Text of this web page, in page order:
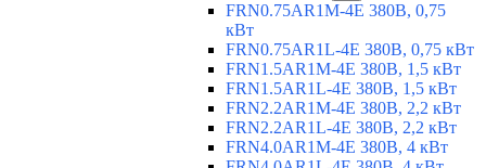
FRN0.75AR1M-4E 380В, 0,75
кВт
FRN0.75AR1L-4E 380В, 0,75 кВт
FRN1.5AR1M-4E 380В, 1,5 кВт
FRN1.5AR1L-4E 380В, 1,5 кВт
FRN2.2AR1M-4E 380В, 2,2 кВт
FRN2.2AR1L-4E 380В, 2,2 кВт
FRN4.0AR1M-4E 380В, 4 кВт